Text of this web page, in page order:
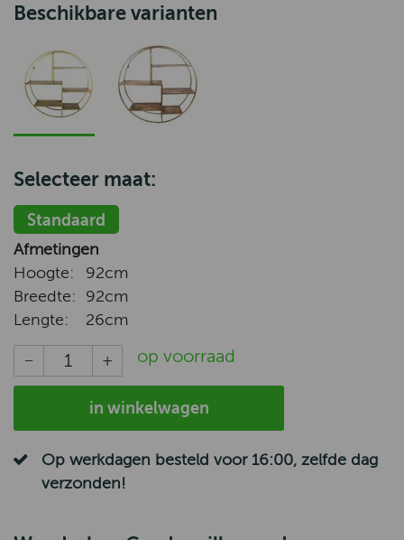
Beschikbare varianten
Selecteer maat:
Standaard
Afmetingen
Hoogte:
92cm
Breedte:
92cm
Lengte:
26cm
op voorraad
in winkelwagen
Op werkdagen besteld voor 16:00, zelfde dag
verzonden!